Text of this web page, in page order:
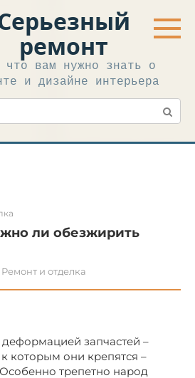
ремонт
что вам нужно знать о
и дизайне интерьера
ли обезжирить
Ремонт и отделка
запчастей –
которым они крепятся –
трепетно народ